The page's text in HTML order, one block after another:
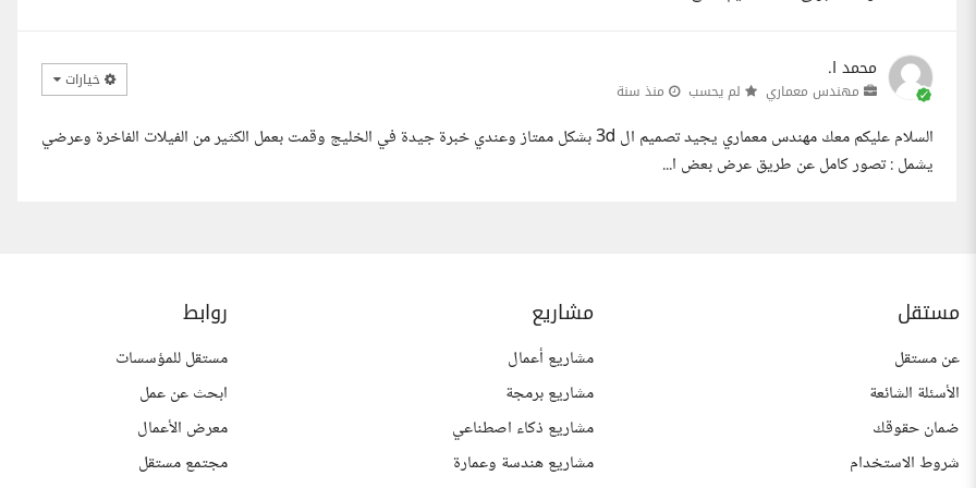
محمد ا.
مهندس معماري لم يحسب منذ سنة خيارات
السلام عليكم معك مهندس معماري يجيد تصميم ال 3d بشكل ممتاز وعندي خبرة جيدة في الخليج وقمت بعمل الكثير من الفيلات الفاخرة وعرضي
يشمل : تصور كامل عن طريق عرض بعض ا...
مستقل
عن مستقل
الأسئلة الشائعة
ضمان حقوقك
شروط الاستخدام
مشاريع
مشاريع أعمال
مشاريع برمجة
مشاريع ذكاء اصطناعي
مشاريع هندسة وعمارة
روابط
مستقل للمؤسسات
ابحث عن عمل
معرض الأعمال
مجتمع مستقل